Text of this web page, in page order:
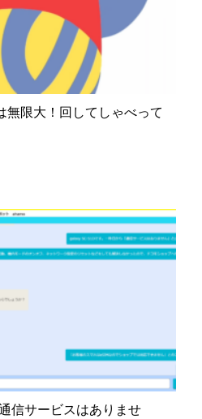
無限大！回してしゃべって
信サービスはありませ